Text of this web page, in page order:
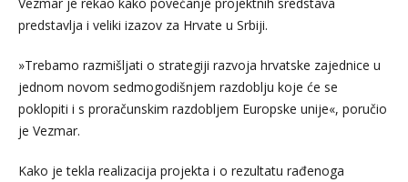
predstavlja i veliki izazov za Hrvate u Srbiji.
»Trebamo razmišljati o strategiji razvoja hrvatske zajednice u
jednom novom sedmogodišnjem razdoblju koje će se
poklopiti i s proračunskim razdobljem Europske unije«, poručio
je Vezmar.
Kako je tekla realizacija projekta i o rezultatu rađenoga